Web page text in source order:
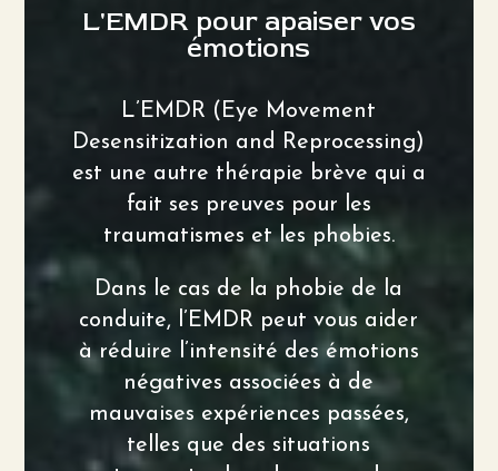
L'EMDR pour apaiser vos
émotions
L’EMDR (Eye Movement
Desensitization and Reprocessing)
est une autre thérapie brève qui a
fait ses preuves pour les
traumatismes et les phobies.
Dans le cas de la phobie de la
conduite, l’EMDR peut vous aider
à réduire l’intensité des émotions
négatives associées à de
mauvaises expériences passées,
telles que des situations